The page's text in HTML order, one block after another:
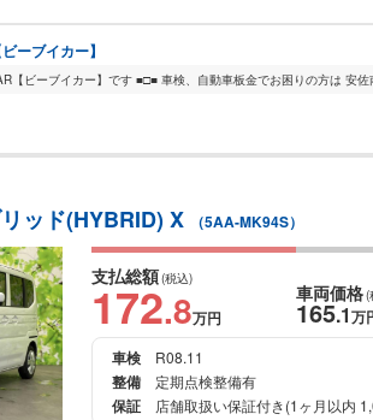
ーブイカー】
ッド(HYBRID) X （5AA-MK94S）
支払総額(税込)
172.8万円
車両価格(
165.1万
車検
R08.11
整備 定期点検整備有
保証 店舗取扱い保証付き(1ヶ月以内